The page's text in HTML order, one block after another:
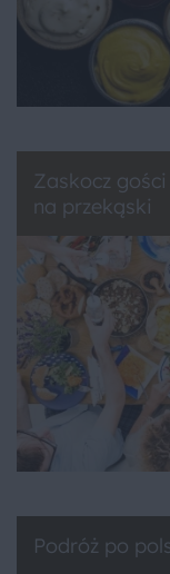
Zaskocz
na przekąski
Podróż po